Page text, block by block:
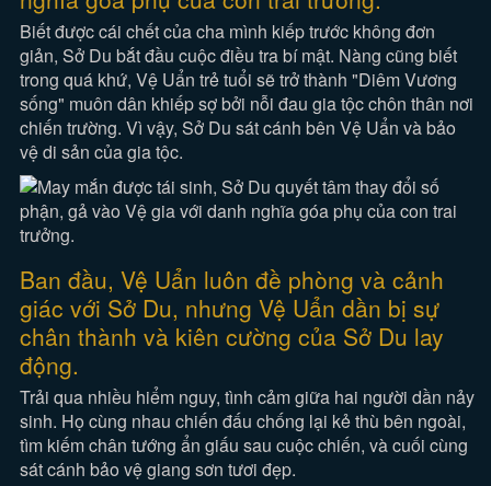
Biết được cái chết của cha mình kiếp trước không đơn
giản, Sở Du bắt đầu cuộc điều tra bí mật. Nàng cũng biết
trong quá khứ, Vệ Uẩn trẻ tuổi sẽ trở thành "Diêm Vương
sống" muôn dân khiếp sợ bởi nỗi đau gia tộc chôn thân nơi
chiến trường. Vì vậy, Sở Du sát cánh bên Vệ Uẩn và bảo
vệ di sản của gia tộc.
Ban đầu, Vệ Uẩn luôn đề phòng và cảnh
giác với Sở Du, nhưng Vệ Uẩn dần bị sự
chân thành và kiên cường của Sở Du lay
động.
Trải qua nhiều hiểm nguy, tình cảm giữa hai người dần nảy
sinh. Họ cùng nhau chiến đấu chống lại kẻ thù bên ngoài,
tìm kiếm chân tướng ẩn giấu sau cuộc chiến, và cuối cùng
sát cánh bảo vệ giang sơn tươi đẹp.